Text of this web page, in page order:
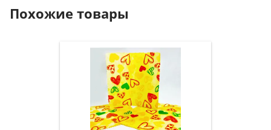
Похожие товары